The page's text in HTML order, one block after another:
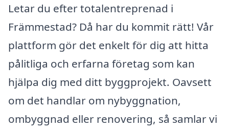
Letar du efter totalentreprenad i
Främmestad? Då har du kommit rätt! Vår
plattform gör det enkelt för dig att hitta
pålitliga och erfarna företag som kan
hjälpa dig med ditt byggprojekt. Oavsett
om det handlar om nybyggnation,
ombyggnad eller renovering, så samlar vi